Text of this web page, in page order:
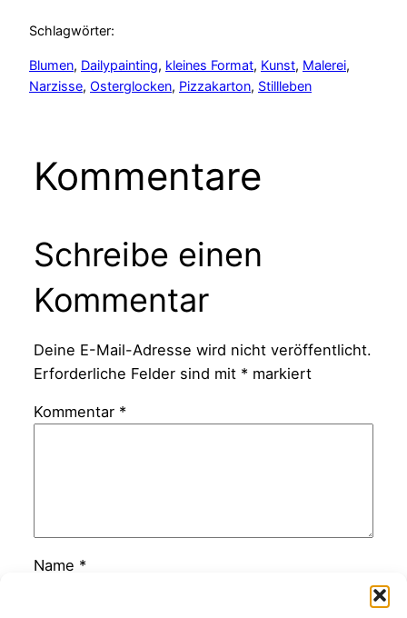
Schlagwörter:
Blumen, Dailypainting, kleines Format, Kunst, Malerei
Narzisse, Osterglocken, Pizzakarton, Stillleben
Kommentare
Schreibe einen
Kommentar
Deine E-Mail-Adresse wird nicht veröffentlicht.
Erforderliche Felder sind mit *markiert
Kommentar *
Name *